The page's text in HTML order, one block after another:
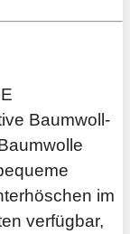
Baumwoll-
im
verfügbar,